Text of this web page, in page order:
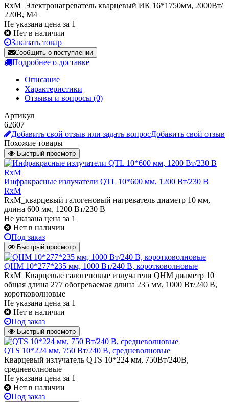
RxM_Электронагреватель кварцевый ИК 16*1750мм, 2000Вт/
220В, М4
Не указана цена за 1
Нет в наличии
Заказать товар
Сообщить о поступлении
Подробнее о доставке
Описание
Характеристики
Отзывы и вопросы (0)
Артикул
62607
Добавить свой отзыв или задать вопросДобавить свой отзыв
Похожие товары
Быстрый просмотр
Инфракрасные излучатели QTL 10*600 мм, 1200 Вт/230 В
RxM
RxM_кварцевый галогеновый нагреватель диаметр 10 мм,
длина 600 мм, 1200 Вт/230 В
Не указана цена за 1
Нет в наличии
Под заказ
Быстрый просмотр
QHM 10*277*235 мм, 1000 Вт/240 В, коротковолновые
RxM_Кварцевые галогеновые излучатели QHM диаметр 10
общая длина 277 обогреваемая длина 235 мм, 1000 Вт/240 В,
коротковолновые
Не указана цена за 1
Нет в наличии
Под заказ
Быстрый просмотр
QTS 10*224 мм, 750 Вт/240 В, средневолновые
Кварцевый излучатель QTS 10*224 мм, 750Вт/240В,
средневолновые
Не указана цена за 1
Нет в наличии
Под заказ